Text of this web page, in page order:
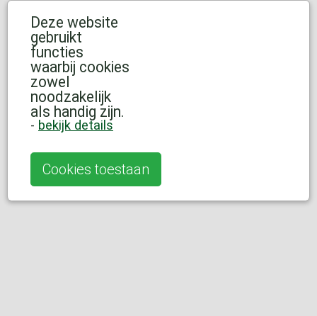
Deze website
gebruikt
functies
waarbij cookies
zowel
noodzakelijk
als handig zijn.
- bekijk details
Cookies toestaan